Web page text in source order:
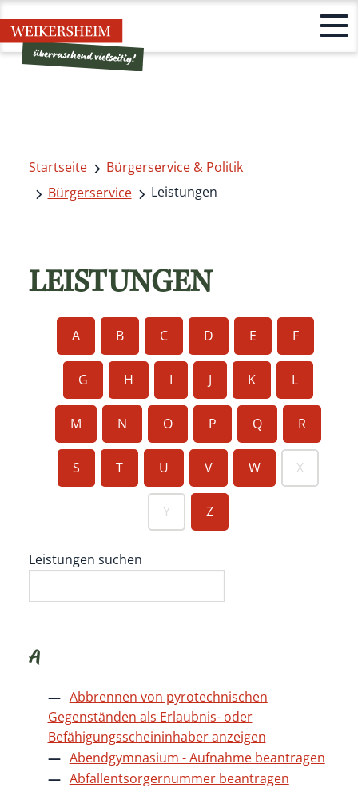
Startseite
Bürgerservice & Politik
Bürgerservice
Leistungen
LEISTUNGEN
A B C D E F
G H I J K L
M N O P Q R
S T U V W X
Y Z
Leistungen suchen
A
Abbrennen von pyrotechnischen
Gegenständen als Erlaubnis- oder
Befähigungsscheininhaber anzeigen
Abendgymnasium - Aufnahme beantragen
Abfallentsorgernummer beantragen